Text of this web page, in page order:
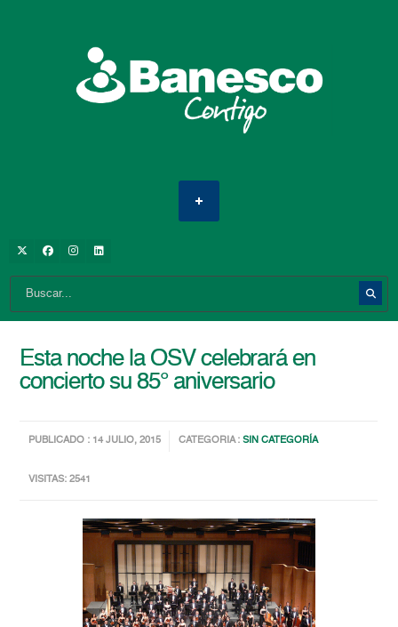
Esta noche la OSV celebrará en
concierto su 85° aniversario
PUBLICADO : 14 JULIO, 2015 CATEGORIA :SIN CATEGORÍA
VISITAS: 2541